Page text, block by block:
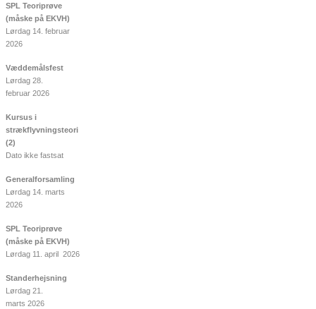
SPL Teoriprøve
(måske på EKVH)
Lørdag 14. februar
2026
Væddemålsfest
Lørdag 28.
februar 2026
Kursus i
strækflyvningsteori
(2)
Dato ikke fastsat
Generalforsamling
Lørdag 14. marts
2026
SPL Teoriprøve
(måske på EKVH)
Lørdag 11. april 2026
Standerhejsning
Lørdag 21.
marts 2026